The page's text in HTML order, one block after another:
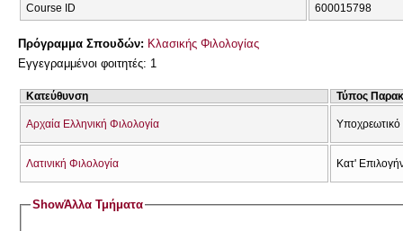
Course ID 600015798
Πρόγραμμα Σπουδών: Κλασικής Φιλολογίας
Εγγεγραμμένοι φοιτητές: 1
Κατεύθυνση Τύπος
Αρχαία Ελληνική Φιλολογία
Λατινική Φιλολογία Κατ'
ShowΆλλα Τμήματα